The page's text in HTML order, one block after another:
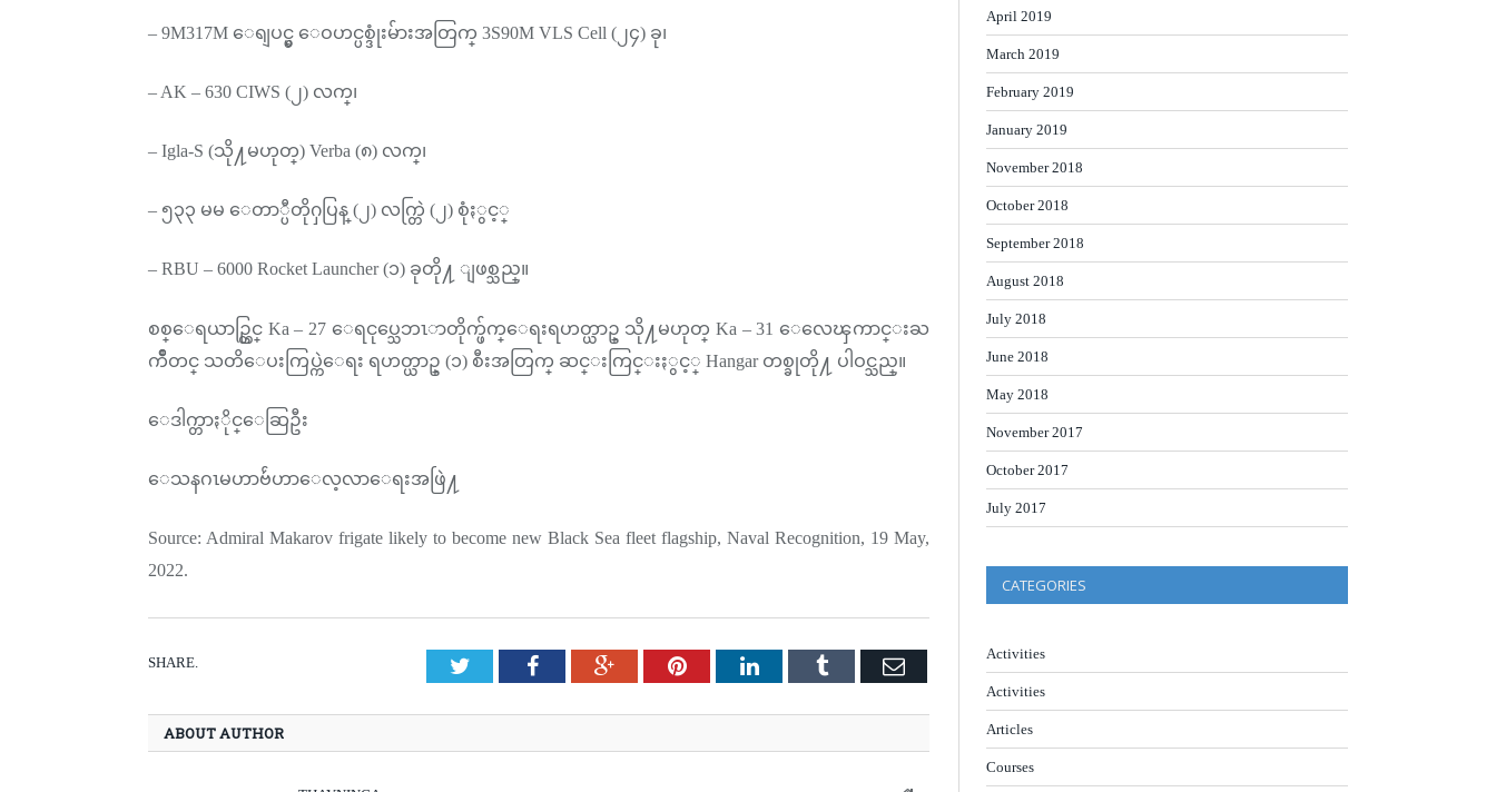
– 9M317M ေရျပင္မွ ေဝဟင္ပစ္ဒုံးမ်ားအတြက္ 3S90M VLS Cell (၂၄) ခု၊
– AK – 630 CIWS (၂) လက္၊
– Igla-S (သို႔မဟုတ္) Verba (၈) လက္၊
– ၅၃၃ မမ ေတာ္ပီတိုႁပြန္ (၂) လက္တြဲ (၂) စုံႏွင့္
– RBU – 6000 Rocket Launcher (၁) ခုတို႔ ျဖစ္သည္။
စစ္ေရယာဥ္တြင္ Ka – 27 ေရငုပ္သေဘၤာတိုက္ဖ်က္ေရးရဟတ္ယာဥ္ သို႔မဟုတ္ Ka – 31 ေလေၾကာင္းႀ
ကိဳတင္ သတိေပးကြပ္ကဲေရး ရဟတ္ယာဥ္ (၁) စီးအတြက္ ဆင္းကြင္းႏွင့္ Hangar တစ္ခုတို႔ ပါဝင္သည္။
ေဒါက္တာႏိုင္ေဆြဦး
ေသနဂၤမဟာဗ်ဴဟာေလ့လာေရးအဖြဲ႔
Source: Admiral Makarov frigate likely to become new Black Sea fleet flagship, Naval Recognition, 19 May,
2022.
SHARE. TwitterFacebookGoogle+PinterestLinkedInTumblr Email
ABOUT AUTHOR
April 2019
March 2019
February 2019
January 2019
November 2018
October 2018
September 2018
August 2018
July 2018
June 2018
May 2018
November 2017
October 2017
July 2017
CATEGORIES
Activities
Activities
Articles
Courses